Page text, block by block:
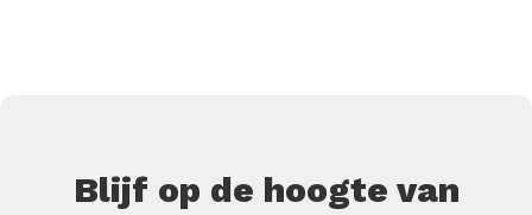
Blijf op de hoogte van